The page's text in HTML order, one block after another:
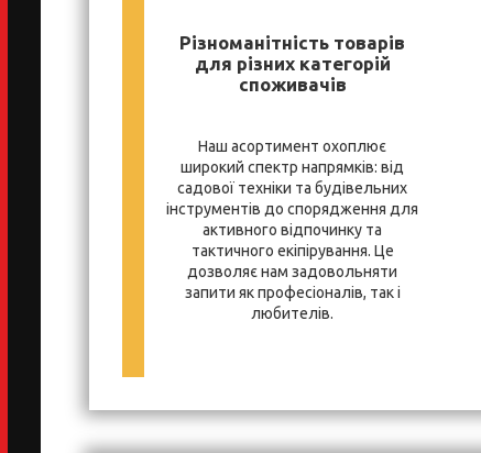
Різноманітність товарів
для різних категорій
споживачів
Наш асортимент охоплює
широкий спектр напрямків: від
садової техніки та будівельних
інструментів до спорядження для
активного відпочинку та
тактичного екіпірування. Це
дозволяє нам задовольняти
запити як професіоналів, так і
любителів.